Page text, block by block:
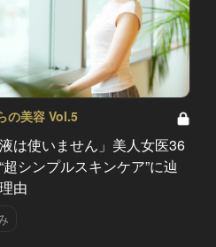
の美容 Vol.5
液は使いません」美人女医36
超シンプルスキンケア”に辿
由